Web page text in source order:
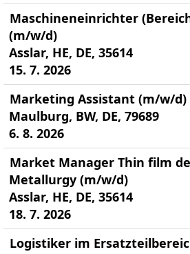
Maschineneinrichter
(m/w/d)
Asslar, HE, DE, 35614
15. 7. 2026
Marketing Assistant (m/w/d)
Maulburg, BW, DE, 79689
6. 8. 2026
Market Manager Thin film
Metallurgy (m/w/d)
Asslar, HE, DE, 35614
18. 7. 2026
Logistiker im